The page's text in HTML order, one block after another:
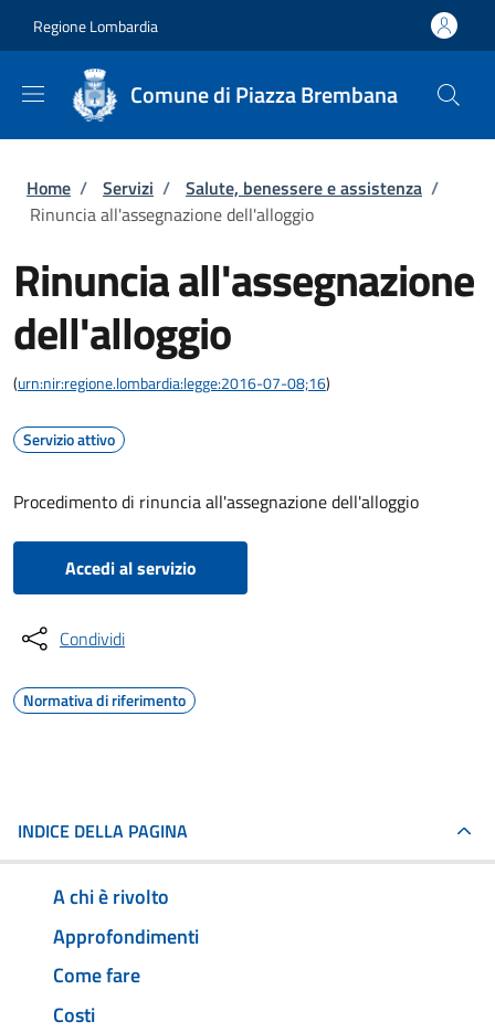
Regione Lombardia
Comune di Piazza Brembana
Briciole di pane
Home / Servizi / Salute, benessere e assistenza /
Rinuncia all'assegnazione dell'alloggio
Rinuncia all'assegnazione
dell'alloggio
(urn:nir:regione.lombardia:legge:2016-07-08;16)
Servizio attivo
Procedimento di rinuncia all'assegnazione dell'alloggio
Accedi al servizio
Condividi
Normativa di riferimento
INDICE DELLA PAGINA
A chi è rivolto
Approfondimenti
Come fare
Costi